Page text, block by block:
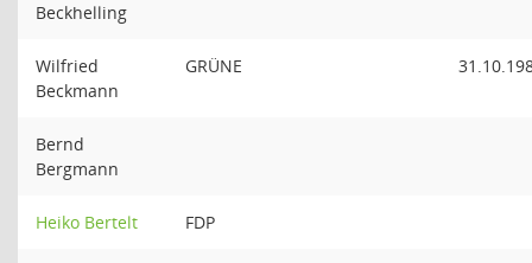
Beckhelling
Wilfried
Beckmann
GRÜNE
Bernd
Bergmann
Heiko Bertelt FDP